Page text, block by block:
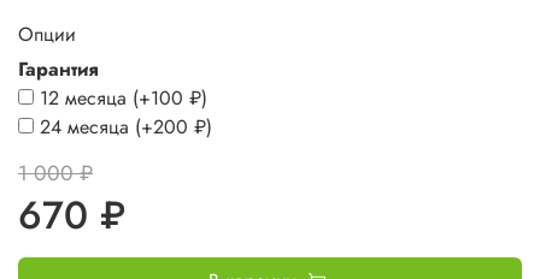
Опции
Гарантия
12 месяца (+100 ₽)
24 месяца (+200 ₽)
1 000 ₽
670 ₽